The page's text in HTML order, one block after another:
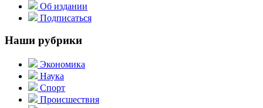
Об издании
Подписаться
Наши рубрики
Экономика
Наука
Спорт
Происшествия